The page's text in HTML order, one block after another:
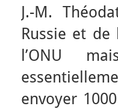
J.-M.
Russie et
l’ONU
envoyer